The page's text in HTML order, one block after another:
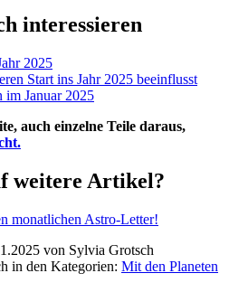
interessieren
2025
Start ins Jahr 2025 beeinflusst
im Januar 2025
auch einzelne Teile daraus,
weitere Artikel?
monatlichen Astro-Letter!
von Sylvia Grotsch
in den Kategorien: Mit den Planeten